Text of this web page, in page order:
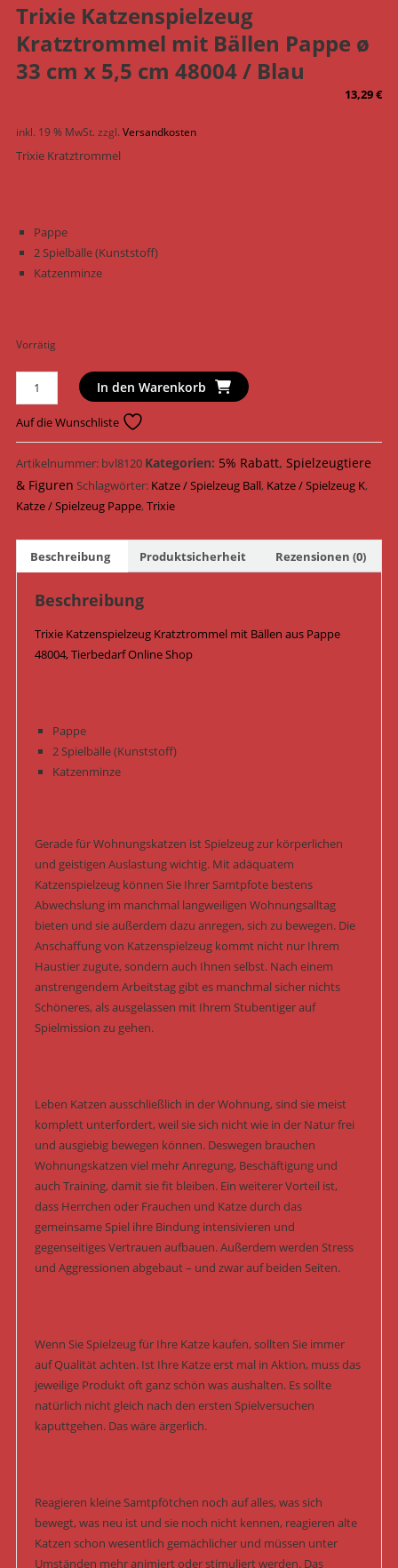
Trixie Katzenspielzeug
Kratztrommel mit Bällen Pappe ø
33 cm x 5,5 cm 48004 / Blau
13,29€
inkl. 19 % MwSt. zzgl. Versandkosten
Trixie Kratztrommel
Pappe
2 Spielbälle (Kunststoff)
Katzenminze
Vorrätig
Trixie
Katzenspielzeug
Kratztrommel
mit
Bällen
Pappe
ø
cm
In den Warenkorb
Auf die Wunschliste
Artikelnummer: bvl8120 Kategorien: 5% Rabatt, Spielzeugtiere
& Figuren Schlagwörter: Katze / Spielzeug Ball, Katze / Spielzeug K,
Katze / Spielzeug Pappe,Trixie
Beschreibung Produktsicherheit Rezensionen (0)
Beschreibung
Trixie Katzenspielzeug Kratztrommel mit Bällen aus Pappe
48004, Tierbedarf Online Shop
Pappe
2 Spielbälle (Kunststoff)
Katzenminze
Gerade für Wohnungskatzen ist Spielzeug zur körperlichen
und geistigen Auslastung wichtig. Mit adäquatem
Katzenspielzeug können Sie Ihrer Samtpfote bestens
Abwechslung im manchmal langweiligen Wohnungsalltag
bieten und sie außerdem dazu anregen, sich zu bewegen. Die
Anschaffung von Katzenspielzeug kommt nicht nur Ihrem
Haustier zugute, sondern auch Ihnen selbst. Nach einem
anstrengendem Arbeitstag gibt es manchmal sicher nichts
Schöneres, als ausgelassen mit Ihrem Stubentiger auf
Spielmission zu gehen.
Leben Katzen ausschließlich in der Wohnung, sind sie meist
komplett unterfordert, weil sie sich nicht wie in der Natur frei
und ausgiebig bewegen können. Deswegen brauchen
Wohnungskatzen viel mehr Anregung, Beschäftigung und
auch Training, damit sie fit bleiben. Ein weiterer Vorteil ist,
dass Herrchen oder Frauchen und Katze durch das
gemeinsame Spiel ihre Bindung intensivieren und
gegenseitiges Vertrauen aufbauen. Außerdem werden Stress
und Aggressionen abgebaut – und zwar auf beiden Seiten.
Wenn Sie Spielzeug für Ihre Katze kaufen, sollten Sie immer
auf Qualität achten. Ist Ihre Katze erst mal in Aktion, muss das
jeweilige Produkt oft ganz schön was aushalten. Es sollte
natürlich nicht gleich nach den ersten Spielversuchen
kaputtgehen. Das wäre ärgerlich.
Reagieren kleine Samtpfötchen noch auf alles, was sich
bewegt, was neu ist und sie noch nicht kennen, reagieren alte
Katzen schon wesentlich gemächlicher und müssen unter
Umständen mehr animiert oder stimuliert werden. Das